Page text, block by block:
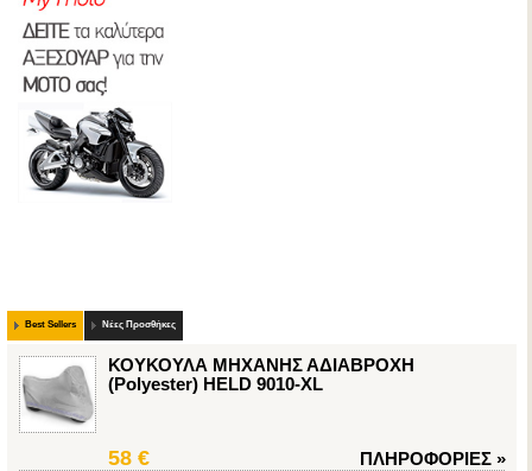
Best Sellers Νέες Προσθήκες
ΚΟΥΚΟΥΛΑ ΜΗΧΑΝΗΣ ΑΔΙΑΒΡΟΧΗ
(Polyester) HELD 9010-XL
58 € ΠΛΗΡΟΦΟΡΙΕΣ »